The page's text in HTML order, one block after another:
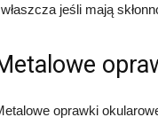
jeśli mają
oprawki